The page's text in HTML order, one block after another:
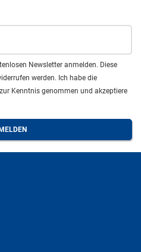
Newsletter anmelden. Diese
werden. Ich habe die
zur Kenntnis genommen und akzeptiere